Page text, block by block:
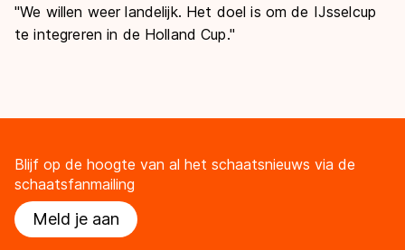
"We willen weer landelijk. Het doel is om de IJsselcup
te integreren in de Holland Cup."
Blijf op de hoogte van al het schaatsnieuws via de
schaatsfanmailing
Meld je aan